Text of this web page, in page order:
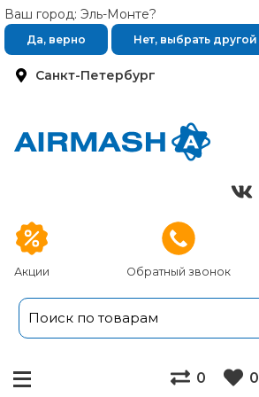
Санкт-Петербург
Ваш город: Эль-Монте?
Да, верно Нет, выбрать другой
Акции Обратный звонок
0 0